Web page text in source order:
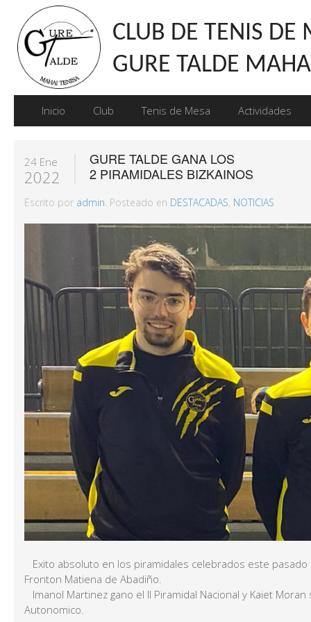
CLUB DE TENIS DE
GURE TALDE
Inicio Club Tenis de Mesa Actividades
24 Ene
2022
GURE TALDE GANA LOS
2 PIRAMIDALES BIZKAINOS
Escrito por admin. Posteado en DESTACADAS, NOTICIAS
Exito absoluto en los piramidales celebrados este
Fronton Matiena de Abadiño.
Imanol Martinez gano el II Piramidal Nacional y Kaiet
Autonomico.